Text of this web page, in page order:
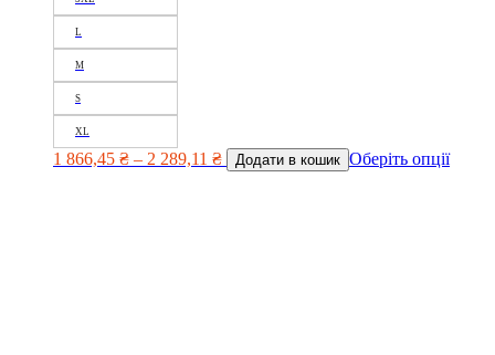
L
M
S
XL
1 866,45 ₴ – 2 289,11 ₴ Додати в кошик Оберіть опції